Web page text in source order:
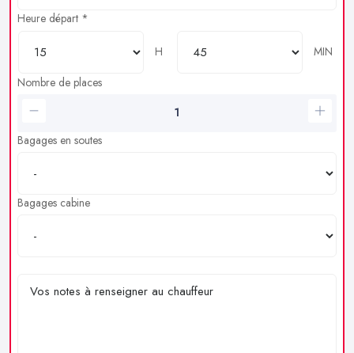
Heure départ *
H
MIN
Nombre de places
Bagages en soutes
Bagages cabine